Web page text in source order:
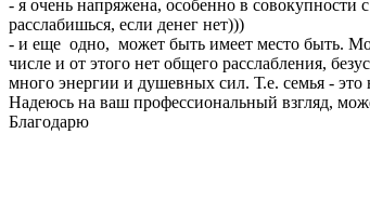
- я очень напряжена, особенно в
расслабишься, если денег нет)))
- и еще одно, может быть имеет место быть.
числе и от этого нет общего расслабления,
много энергии и душевных сил. Т.е. семья -
Надеюсь на ваш профессиональный взгляд,
Благодарю